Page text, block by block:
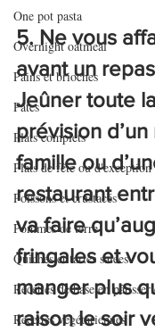
One pot pasta
Overnight oatmeal
Pains et brioches
Pâtes
Plats complets
Plats de fête ou d'exception
Poissons et crustacés
Pommes de terre
Quiches et tartes salées
Recettes de base en
Recettes végétariennes
5. Ne vous
avant un
Jeûner toute
prévision
famille ou
restaurant
va faire
fringales et
manger plus
raison le soir